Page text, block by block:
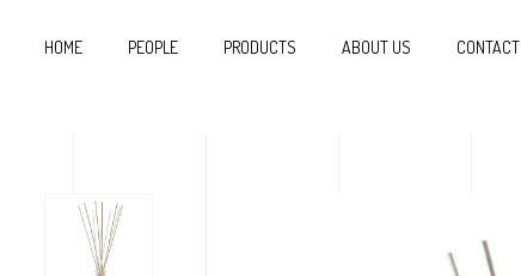
HOME PEOPLE PRODUCTS ABOUT US CONTACT